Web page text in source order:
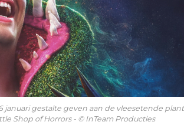
januari gestalte geven aan de vleesetende plant
Shop of Horrors - © InTeam Producties